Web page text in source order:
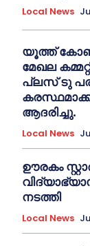
Local News
യൂത്ത്
മേഖല
പ്ലസ് ടു
ആദരിച്ചു.
Local News
ഊരകം
നടത്തി
Local News